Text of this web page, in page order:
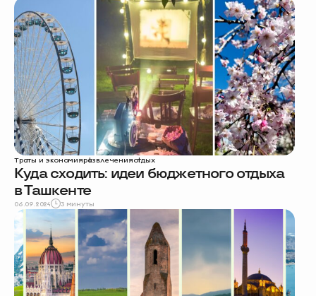
Траты и экономияразвлеченияотдых
Куда сходить: идеи бюджетного отдыха
в Ташкенте
06.09.2024 3 минуты